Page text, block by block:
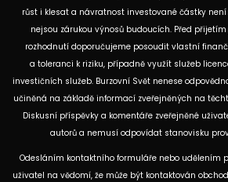
růst i klesat a návratnost investované částky
nejsou zárukou výnosů budoucích. Před
rozhodnutí doporučujeme posoudit vlastní
a toleranci k riziku, případně využít služeb
investičních služeb. Burzovní Svět nenese
učiněná na základě informací zveřejněných na
Diskusní příspěvky a komentáře zveřejněné
autorů a nemusí odpovídat stanovisku
Odesláním kontaktního formuláře nebo udělením
uživatel na vědomí, že může být kontaktován